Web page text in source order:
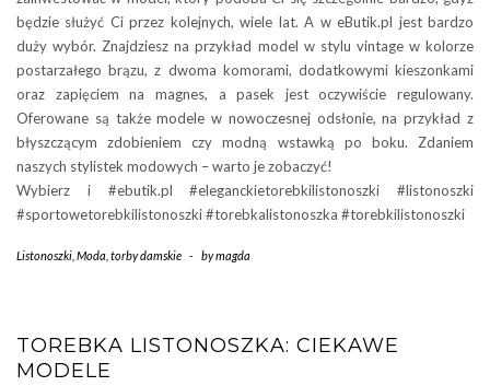
będzie służyć Ci przez kolejnych, wiele lat. A w eButik.pl jest bardzo
duży wybór. Znajdziesz na przykład model w stylu vintage w kolorze
postarzałego brązu, z dwoma komorami, dodatkowymi kieszonkami
oraz zapięciem na magnes, a pasek jest oczywiście regulowany.
Oferowane są także modele w nowoczesnej odsłonie, na przykład z
błyszczącym zdobieniem czy modną wstawką po boku. Zdaniem
naszych stylistek modowych – warto je zobaczyć!
Wybierz i #ebutik.pl #eleganckietorebkilistonoszki #listonoszki
#sportowetorebkilistonoszki #torebkalistonoszka #torebkilistonoszki
Listonoszki Moda torby damskie - bymagda
TOREBKA LISTONOSZKA: CIEKAWE
MODELE